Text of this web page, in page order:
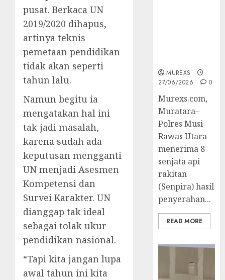
pusat. Berkaca UN
2019/2020 dihapus,
artinya teknis
pemetaan pendidikan
tidak akan seperti
tahun lalu.
Namun begitu ia
mengatakan hal ini
tak jadi masalah,
karena sudah ada
keputusan mengganti
UN menjadi Asesmen
Kompetensi dan
Survei Karakter. UN
dianggap tak ideal
sebagai tolak ukur
pendidikan nasional.
“Tapi kita jangan lupa
awal tahun ini kita
MUREXS
27/06/2026
0
Murexs.com,
Muratara–
Polres Musi
Rawas Utara
menerima 8
senjata api
rakitan
(Senpira) hasil
penyerahan...
READ MORE